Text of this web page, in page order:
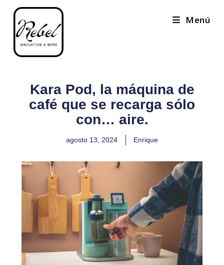
Menú
Kara Pod, la máquina de
café que se recarga sólo
con… aire.
agosto 13, 2024 Enrique